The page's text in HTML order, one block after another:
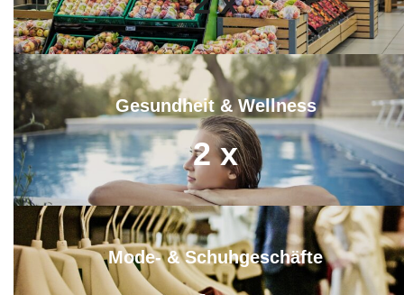
Gesundheit & Wellness
2 x
Mode- & Schuhgeschäfte